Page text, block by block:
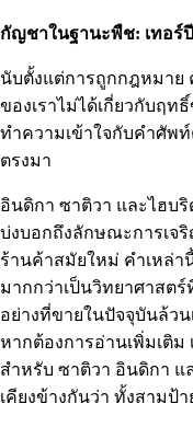
กัญชาในฐานะพืช: เทอร์
นับตั้งแต่การถูกกฎหมาย
ของเราไม่ได้เกี่ยวกับฤท
ทำความเข้าใจกับคำศัพ
ตรงมา
อินดิกา ซาติวา และไฮบ
บ่งบอกถึงลักษณะการเจ
ร้านค้าสมัยใหม่ คำเหล่
มากกว่าเป็นวิทยาศาสต
อย่างที่ขายในปัจจุบันล้ว
หากต้องการอ่านเพิ่มเติม
สำหรับ ซาติวา อินดิกา แ
เคียงข้างกันว่า ทั้งสามป้า